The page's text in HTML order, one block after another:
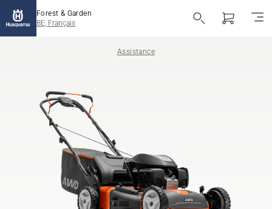
Forest & Garden
BE, Français
Assistance